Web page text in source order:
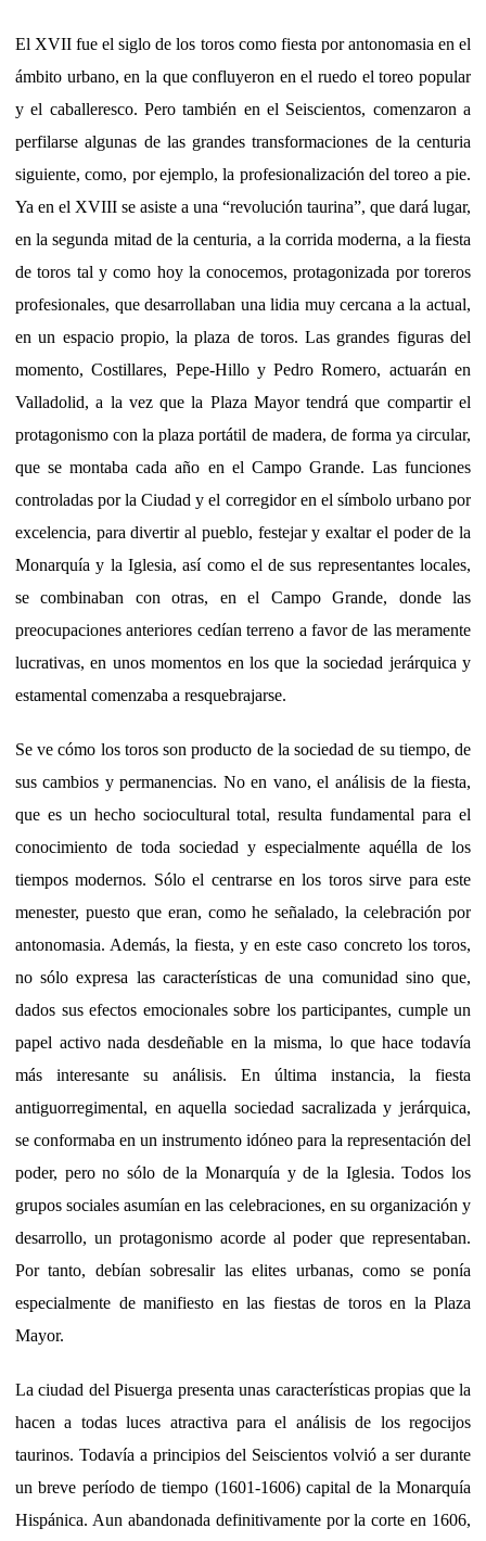
El XVII fue el siglo de los toros como fiesta por antonomasia en el
ámbito urbano, en la que confluyeron en el ruedo el toreo popular
y el caballeresco. Pero también en el Seiscientos, comenzaron a
perfilarse algunas de las grandes transformaciones de la centuria
siguiente, como, por ejemplo, la profesionalización del toreo a pie.
Ya en el XVIII se asiste a una “revolución taurina”, que dará lugar,
en la segunda mitad de la centuria, a la corrida moderna, a la fiesta
de toros tal y como hoy la conocemos, protagonizada por toreros
profesionales, que desarrollaban una lidia muy cercana a la actual,
en un espacio propio, la plaza de toros. Las grandes figuras del
momento, Costillares, Pepe-Hillo y Pedro Romero, actuarán en
Valladolid, a la vez que la Plaza Mayor tendrá que compartir el
protagonismo con la plaza portátil de madera, de forma ya circular,
que se montaba cada año en el Campo Grande. Las funciones
controladas por la Ciudad y el corregidor en el símbolo urbano por
excelencia, para divertir al pueblo, festejar y exaltar el poder de la
Monarquía y la Iglesia, así como el de sus representantes locales,
se combinaban con otras, en el Campo Grande, donde las
preocupaciones anteriores cedían terreno a favor de las meramente
lucrativas, en unos momentos en los que la sociedad jerárquica y
estamental comenzaba a resquebrajarse.
Se ve cómo los toros son producto de la sociedad de su tiempo, de
sus cambios y permanencias. No en vano, el análisis de la fiesta,
que es un hecho sociocultural total, resulta fundamental para el
conocimiento de toda sociedad y especialmente aquélla de los
tiempos modernos. Sólo el centrarse en los toros sirve para este
menester, puesto que eran, como he señalado, la celebración por
antonomasia. Además, la fiesta, y en este caso concreto los toros,
no sólo expresa las características de una comunidad sino que,
dados sus efectos emocionales sobre los participantes, cumple un
papel activo nada desdeñable en la misma, lo que hace todavía
más interesante su análisis. En última instancia, la fiesta
antiguorregimental, en aquella sociedad sacralizada y jerárquica,
se conformaba en un instrumento idóneo para la representación del
poder, pero no sólo de la Monarquía y de la Iglesia. Todos los
grupos sociales asumían en las celebraciones, en su organización y
desarrollo, un protagonismo acorde al poder que representaban.
Por tanto, debían sobresalir las elites urbanas, como se ponía
especialmente de manifiesto en las fiestas de toros en la Plaza
Mayor.
La ciudad del Pisuerga presenta unas características propias que la
hacen a todas luces atractiva para el análisis de los regocijos
taurinos. Todavía a principios del Seiscientos volvió a ser durante
un breve período de tiempo (1601-1606) capital de la Monarquía
Hispánica. Aun abandonada definitivamente por la corte en 1606,